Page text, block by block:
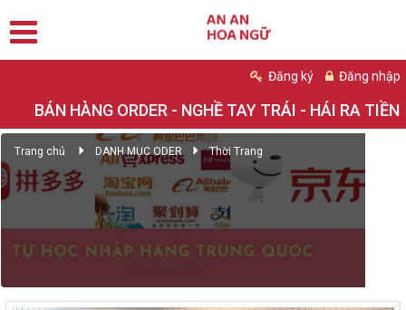
Đăng ký Đăng nhập
BÁN HÀNG ORDER - NGHỀ TAY TRÁI - HÁI RA TIỀN
Trang chủ DANH MỤC ODER Thời Trang